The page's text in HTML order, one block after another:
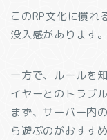
このRP文化に慣れ
没入感があります。
一方で、ルールを
イヤーとのトラブ
まず、サーバー内
ら遊ぶのがおすすめ